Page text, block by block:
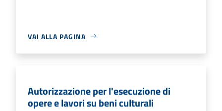
VAI ALLA PAGINA
Autorizzazione per l'esecuzione di
opere e lavori su beni culturali